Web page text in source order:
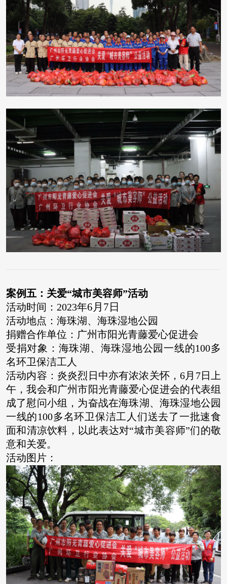
案例五： 关爱“城市美容师”活动
活动时间：2023年6月7日
活动地点：海珠湖、海珠湿地公园
捐赠合作单位：广州市阳光青藤爱心促进会
受捐对象：海珠湖、海珠湿地公园一线的100多
名环卫保洁工人
活动内容：炎炎烈日中亦有浓浓关怀，6月7日上
午，我会和广州市阳光青藤爱心促进会的代表组
成了慰问小组，为奋战在海珠湖、海珠湿地公园
一线的100多名环卫保洁工人们送去了一批速食
面和清凉饮料，以此表达对“城市美容师”们的敬
意和关爱。
活动图片：